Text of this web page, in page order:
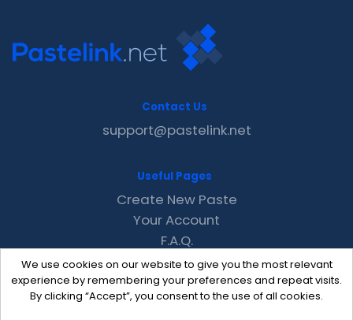
We use cookies on our website to give you the most relevant
experience by remembering your preferences and repeat visits.
By clicking “Accept”, you consent to the use of all cookies.
Contact Us
support@pastelink.net
Useful Pages
Create New Paste
Your Account
F.A.Q.
Recent
Contact